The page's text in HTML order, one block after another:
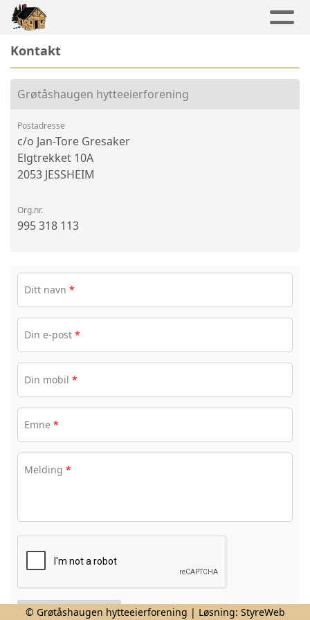
Kontakt
Grøtåshaugen hytteeierforening
Postadresse
c/o Jan-Tore Gresaker
Elgtrekket 10A
2053 JESSHEIM
Org.nr.
995 318 113
Ditt navn *
Din e-post *
Din mobil *
Emne *
Melding *
© Grøtåshaugen hytteeierforening | Løsning: StyreWeb